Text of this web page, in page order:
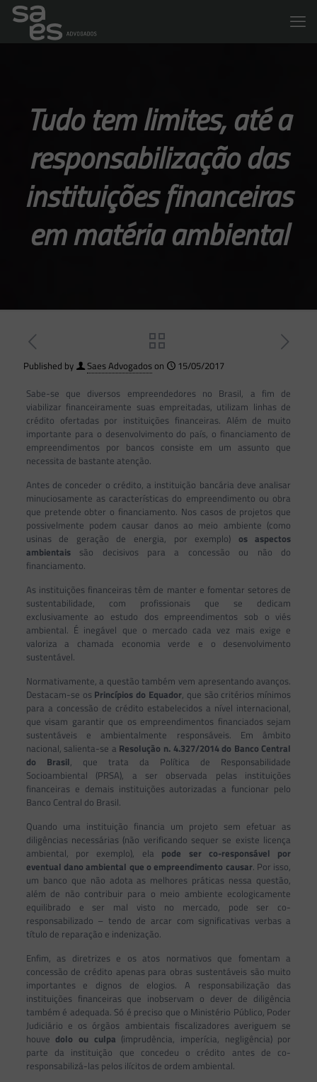
Tudo tem limites, até a
responsabilização das
instituições financeiras
em matéria ambiental
Published by Saes Advogadoson
15/05/2017
Sabe-se que diversos empreendedores no Brasil, a fim de
viabilizar financeiramente suas empreitadas, utilizam linhas de
crédito ofertadas por instituições financeiras. Além de muito
importante para o desenvolvimento do país, o financiamento de
empreendimentos por bancos consiste em um assunto que
necessita de bastante atenção.
Antes de conceder o crédito, a instituição bancária deve analisar
minuciosamente as características do empreendimento ou obra
que pretende obter o financiamento. Nos casos de projetos que
possivelmente podem causar danos ao meio ambiente (como
usinas de geração de energia, por exemplo) os aspectos
ambientaissão decisivos para a concessão ou não do
financiamento.
As instituições financeiras têm de manter e fomentar setores de
sustentabilidade, com profissionais que se dedicam
exclusivamente ao estudo dos empreendimentos sob o viés
ambiental. É inegável que o mercado cada vez mais exige e
valoriza a chamada economia verde e o desenvolvimento
sustentável.
Normativamente, a questão também vem apresentando avanços.
Destacam-se os Princípios do Equador, que são critérios mínimos
para a concessão de crédito estabelecidos a nível internacional,
que visam garantir que os empreendimentos financiados sejam
sustentáveis e ambientalmente responsáveis. Em âmbito
nacional, salienta-se a Resolução n. 4.327/2014 do Banco Central
do Brasil, que trata da Política de Responsabilidade
Socioambiental (PRSA), a ser observada pelas instituições
financeiras e demais instituições autorizadas a funcionar pelo
Banco Central do Brasil.
Quando uma instituição financia um projeto sem efetuar as
diligências necessárias (não verificando sequer se existe licença
ambiental, por exemplo), ela pode ser co-responsável por
eventual dano ambiental que o empreendimento causar. Por isso,
um banco que não adota as melhores práticas nessa questão,
além de não contribuir para o meio ambiente ecologicamente
equilibrado e ser mal visto no mercado, pode ser co-
responsabilizado – tendo de arcar com significativas verbas a
título de reparação e indenização.
Enfim, as diretrizes e os atos normativos que fomentam a
concessão de crédito apenas para obras sustentáveis são muito
importantes e dignos de elogios. A responsabilização das
instituições financeiras que inobservam o dever de diligência
também é adequada. Só é preciso que o Ministério Público, Poder
Judiciário e os órgãos ambientais fiscalizadores averiguem se
houvedolo ou culpa (imprudência, imperícia, negligência) por
parte da instituição que concedeu o crédito antes de co-
responsabilizá-las pelos ilícitos de ordem ambiental.